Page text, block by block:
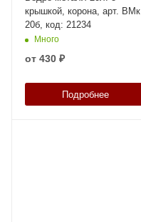
крышкой, корона, арт. ВМк
20б, код: 21234
Много
от 430 ₽
Подробнее